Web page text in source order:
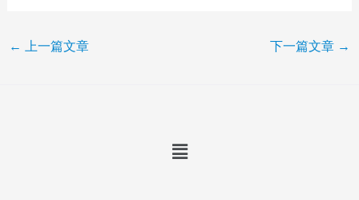
← 上一篇文章 下一篇文章 →
Menu